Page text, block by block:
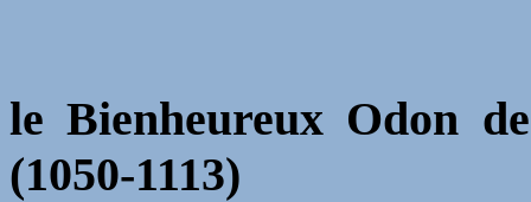
le Bienheureux Odon
(1050-1113)